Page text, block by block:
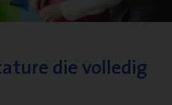
die volledig